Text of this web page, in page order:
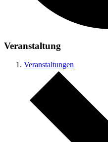
Veranstaltung
Veranstaltungen